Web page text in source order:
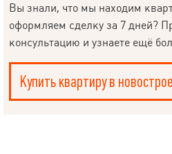
Вы знали, что мы находим
оформляем сделку за 7 дней?
консультацию и узнаете ещё
Купить квартиру в новострое